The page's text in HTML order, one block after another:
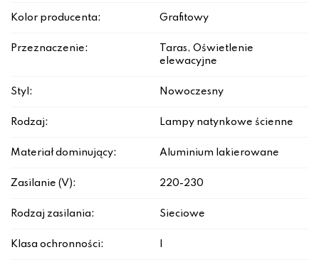
Kolor producenta: Grafitowy
Przeznaczenie:
Taras, Oświetlenie
elewacyjne
Styl: Nowoczesny
Rodzaj: Lampy natynkowe ścienne
Materiał dominujący: Aluminium lakierowane
Zasilanie (V): 220-230
Rodzaj zasilania: Sieciowe
Klasa ochronności: